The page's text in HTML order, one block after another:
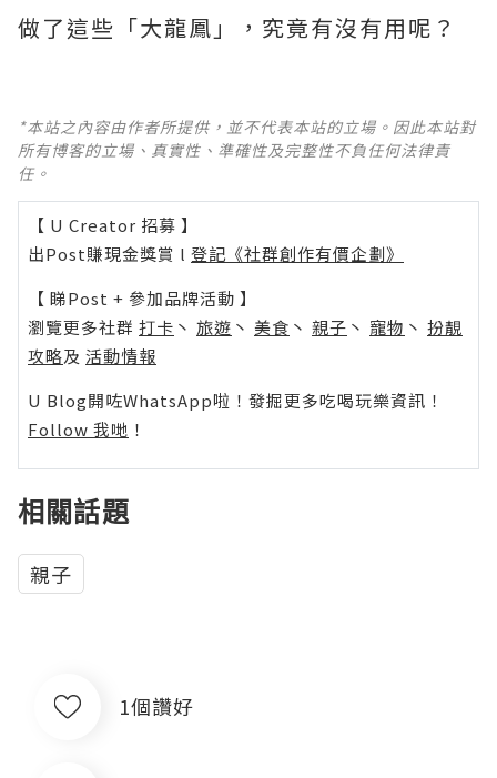
做了這些「大龍鳳」，究竟有沒有用呢？
*本站之內容由作者所提供，並不代表本站的立場。因此本站對
所有博客的立場、真實性、準確性及完整性不負任何法律責
任。
【 U Creator 招募 】
出Post賺現金獎賞 l 登記《社群創作有價企劃》
【 睇Post + 參加品牌活動 】
瀏覽更多社群 打卡 丶 旅遊 丶 美食 丶 親子 丶 寵物 丶 扮靚
攻略及 活動情報
U Blog開咗WhatsApp啦！發掘更多吃喝玩樂資訊！
Follow 我哋 ！
相關話題
親子
1個讚好